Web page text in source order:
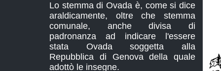
Lo stemma di Ovada è, come si dice
araldicamente, oltre che stemma
comunale, anche divisa di
padronanza ad indicare l'essere
stata Ovada soggetta alla
Repubblica di Genova della quale
adottò le insegne.